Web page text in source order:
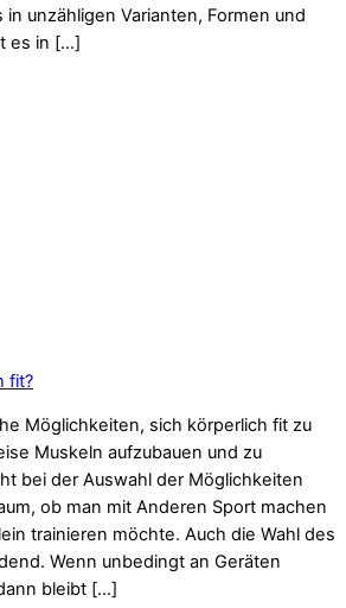
unzähligen Varianten, Formen und
es in […]
fit?
Möglichkeiten, sich körperlich fit zu
Muskeln aufzubauen und zu
bei der Auswahl der Möglichkeiten
ob man mit Anderen Sport machen
trainieren möchte. Auch die Wahl des
Wenn unbedingt an Geräten
bleibt […]